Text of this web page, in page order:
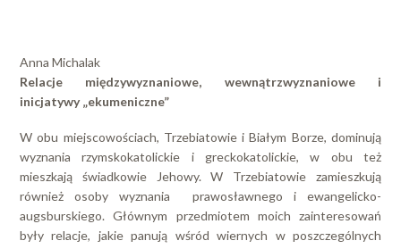
Anna Michalak
Relacje międzywyznaniowe, wewnątrzwyznaniowe i
inicjatywy „ekumeniczne”
W obu miejscowościach, Trzebiatowie i Białym Borze, dominują
wyznania rzymskokatolickie i greckokatolickie, w obu też
mieszkają świadkowie Jehowy. W Trzebiatowie zamieszkują
również osoby wyznania prawosławnego i ewangelicko-
augsburskiego. Głównym przedmiotem moich zainteresowań
były relacje, jakie panują wśród wiernych w poszczególnych